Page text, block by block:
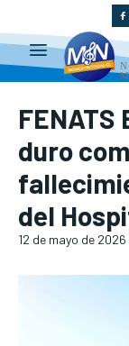
FENATS
duro
del
12 de mayo de 2026